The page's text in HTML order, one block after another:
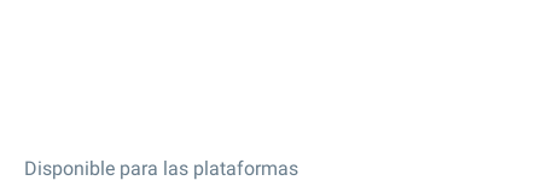
Disponible para las plataformas